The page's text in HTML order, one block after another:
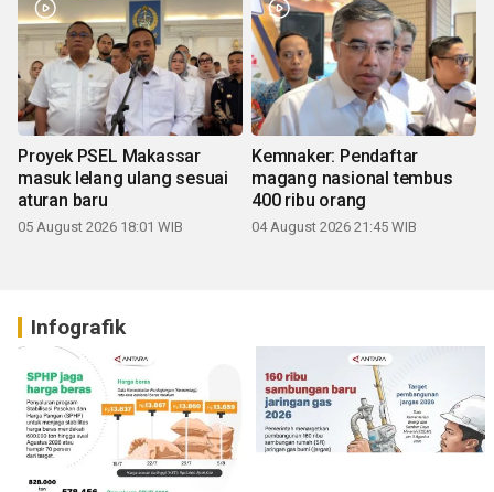
Proyek PSEL Makassar
masuk lelang ulang sesuai
aturan baru
05 August 2026 18:01 WIB
Kemnaker: Pendaftar
magang nasional tembus
400 ribu orang
04 August 2026 21:45 WIB
Infografik